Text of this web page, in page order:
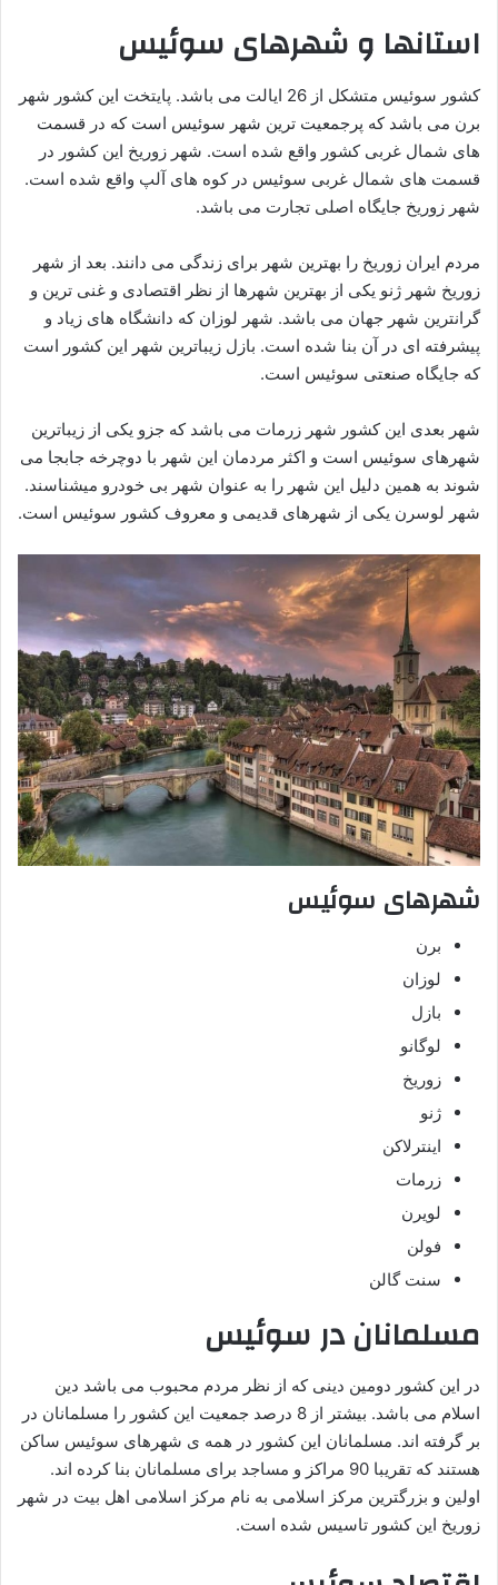
استانها و شهرهای سوئیس
کشور سوئیس متشکل از 26 ایالت می باشد. پایتخت این کشور شهر
برن می باشد که پرجمعیت ترین شهر سوئیس است که در قسمت
های شمال غربی کشور واقع شده است. شهر زوریخ این کشور در
قسمت های شمال غربی سوئیس در کوه های آلپ واقع شده است.
شهر زوریخ جایگاه اصلی تجارت می باشد.
مردم ایران زوریخ را بهترین شهر برای زندگی می دانند. بعد از شهر
زوریخ شهر ژنو یکی از بهترین شهرها از نظر اقتصادی و غنی ترین و
گرانترین شهر جهان می باشد. شهر لوزان که دانشگاه های زیاد و
پیشرفته ای در آن بنا شده است. بازل زیباترین شهر این کشور است
که جایگاه صنعتی سوئیس است.
شهر بعدی این کشور شهر زرمات می باشد که جزو یکی از زیباترین
شهرهای سوئیس است و اکثر مردمان این شهر با دوچرخه جابجا می
شوند به همین دلیل این شهر را به عنوان شهر بی خودرو میشناسند.
شهر لوسرن یکی از شهرهای قدیمی و معروف کشور سوئیس است.
شهرهای سوئیس
برن
لوزان
بازل
لوگانو
زوریخ
ژنو
اینترلاکن
زرمات
لویرن
فولن
سنت گالن
مسلمانان در سوئیس
در این کشور دومین دینی که از نظر مردم محبوب می باشد دین
اسلام می باشد. بیشتر از 8 درصد جمعیت این کشور را مسلمانان در
بر گرفته اند. مسلمانان این کشور در همه ی شهرهای سوئیس ساکن
هستند که تقریبا 90 مراکز و مساجد برای مسلمانان بنا کرده اند.
اولین و بزرگترین مرکز اسلامی به نام مرکز اسلامی اهل بیت در شهر
زوریخ این کشور تاسیس شده است.